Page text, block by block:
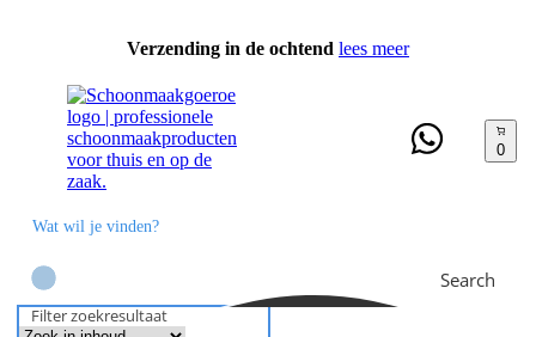
Verzending in de ochtend lees meer
Search
Filter zoekresultaat
0